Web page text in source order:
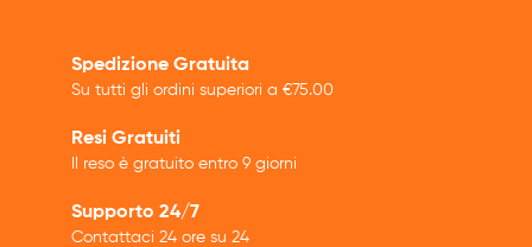
Spedizione Gratuita
Su tutti gli ordini superiori a €75.00
Resi Gratuiti
Il reso è gratuito entro 9 giorni
Supporto 24/7
Contattaci 24 ore su 24